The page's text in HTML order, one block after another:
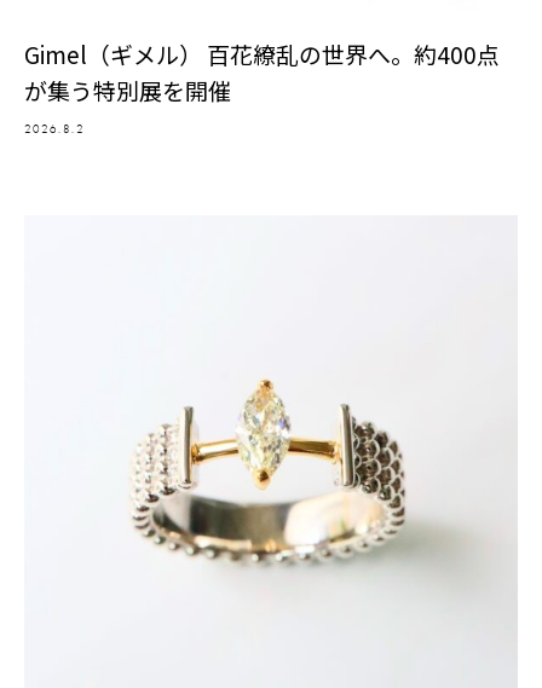
Gimel（ギメル） 百花繚乱の世界へ。約400点
が集う特別展を開催
2026.8.2